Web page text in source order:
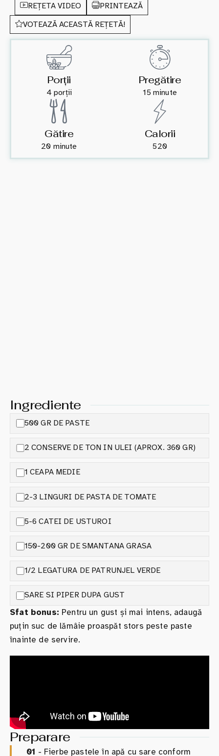
REȚETA VIDEO
PRINTEAZĂ
VOTEAZĂ ACEASTĂ REȚETĂ!
Porții
4 porții
Pregătire
15 minute
Gătire
20 minute
Calorii
520
Ingrediente
500 GR DE PASTE
2 CONSERVE DE TON IN ULEI (APROX. 360 GR)
1 CEAPA MEDIE
2-3 LINGURI DE PASTA DE TOMATE
5-6 CATEI DE USTUROI
150-200 GR DE SMANTANA GRASA
1/2 LEGATURA DE PATRUNJEL VERDE
SARE SI PIPER DUPA GUST
Sfat bonus: Pentru un gust și mai intens, adaugă
puțin suc de lămâie proaspăt stors peste paste
înainte de servire.
Preparare
01 - Fierbe pastele în apă cu sare conform